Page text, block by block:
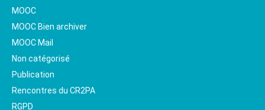
MOOC
MOOC Bien archiver
MOOC Mail
Non catégorisé
Publication
Rencontres du CR2PA
RGPD